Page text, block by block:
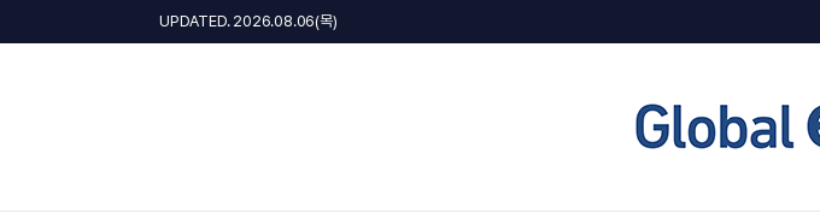
UPDATED. 2026.08.06(목)